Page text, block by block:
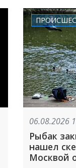
06.08.2026
Рыбак
нашел
Москвой